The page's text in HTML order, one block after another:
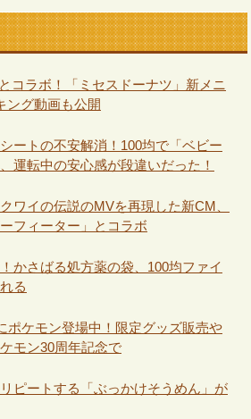
コラボ！「ミセスドーナツ」新メニ
ング動画も公開
ートの不安解消！100均で「ベビー
運転中の安心感が段違いだった！
ワイの伝説のMVを再現した新CM、
フィーター」とコラボ
かさばる処方薬の袋、100均ファイ
る
ポケモン登場中！限定グッズ販売や
モン30周年記念で
ピートする「ぶっかけそうめん」が